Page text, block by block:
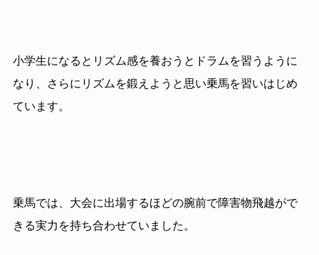
小学生になるとリズム感を養おうとドラムを習うように
なり、さらにリズムを鍛えようと思い乗馬を習いはじめ
ています。
乗馬では、大会に出場するほどの腕前で障害物飛越がで
きる実力を持ち合わせていました。